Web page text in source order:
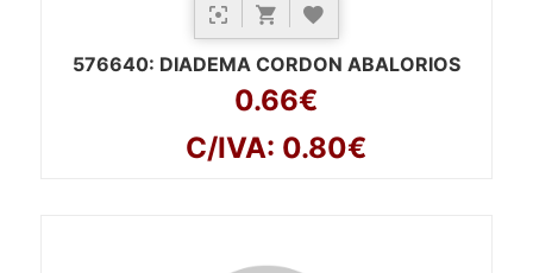
576640: DIADEMA CORDON ABALORIOS
0.66€
C/IVA: 0.80€